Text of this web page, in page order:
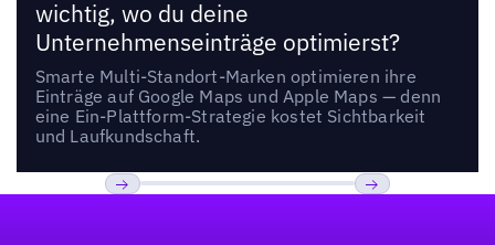
wichtig, wo du deine
Unternehmenseinträge optimierst?
Smarte Multi-Standort-Marken optimieren ihre
Einträge auf Google Maps und Apple Maps — denn
eine Ein-Plattform-Strategie kostet Sichtbarkeit
und Laufkundschaft.